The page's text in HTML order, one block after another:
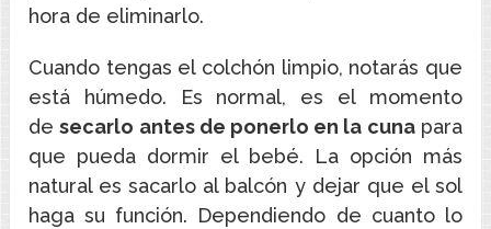
hora de eliminarlo.
Cuando tengas el colchón limpio, notarás que
está húmedo. Es normal, es el momento
desecarlo antes de ponerlo en la cunapara
que pueda dormir el bebé. La opción más
natural es sacarlo al balcón y dejar que el sol
haga su función. Dependiendo de cuanto lo